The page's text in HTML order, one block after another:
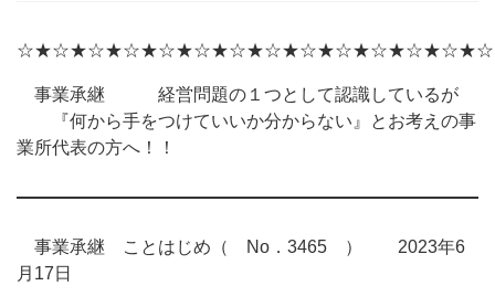
事業承継 経営問題の１つとして認識しているが
『何から手をつけていいか分からない』とお考えの事
業所代表の方へ！！
事業承継 ことはじめ（ No．3465 ） 2023年6
月17日